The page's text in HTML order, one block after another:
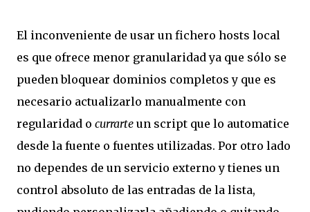
El inconveniente de usar un fichero hosts local
es que ofrece menor granularidad ya que sólo se
pueden bloquear dominios completos y que es
necesario actualizarlo manualmente con
regularidad o currarte un script que lo automatice
desde la fuente o fuentes utilizadas. Por otro lado
no dependes de un servicio externo y tienes un
control absoluto de las entradas de la lista,